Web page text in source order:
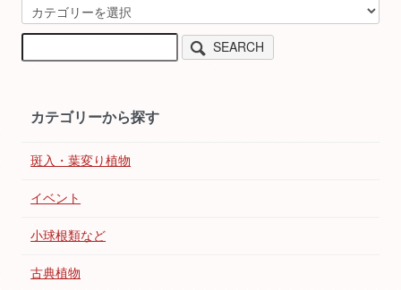
SEARCH
カテゴリーから探す
斑入・葉変り植物
イベント
小球根類など
古典植物